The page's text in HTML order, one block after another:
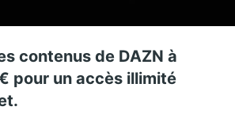
contenus de DAZN à
pour un accès illimité